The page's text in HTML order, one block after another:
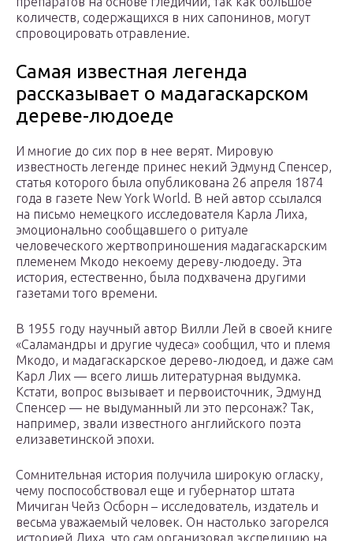
количеств, содержащихся в них сапонинов, могут
спровоцировать отравление.
Самая известная легенда
рассказывает о мадагаскарском
дереве-людоеде
И многие до сих пор в нее верят. Мировую
известность легенде принес некий Эдмунд Спенсер,
статья которого была опубликована 26 апреля 1874
года в газете New York World. В ней автор ссылался
на письмо немецкого исследователя Карла Лиха,
эмоционально сообщавшего о ритуале
человеческого жертвоприношения мадагаскарским
племенем Мкодо некоему дереву-людоеду. Эта
история, естественно, была подхвачена другими
газетами того времени.
В 1955 году научный автор Вилли Лей в своей книге
«Саламандры и другие чудеса» сообщил, что и племя
Мкодо, и мадагаскарское дерево-людоед, и даже сам
Карл Лих — всего лишь литературная выдумка.
Кстати, вопрос вызывает и первоисточник, Эдмунд
Спенсер — не выдуманный ли это персонаж? Так,
например, звали известного английского поэта
елизаветинской эпохи.
Сомнительная история получила широкую огласку,
чему поспособствовал еще и губернатор штата
Мичиган Чейз Осборн – исследователь, издатель и
весьма уважаемый человек. Он настолько загорелся
историей Лиха, что сам организовал экспедицию на